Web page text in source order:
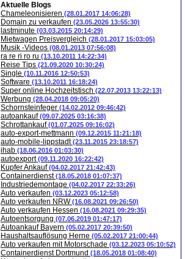
Aktuelle Blogs
Chameleonisieren (28.01.2017 14:06:28)
Domain zu verkaufen (23.05.2026 13:55:30)
lastminute (03.03.2015 20:14:29)
Mietwagen Preisvergleich (28.01.2017 15:03:05)
Musik -Videos (08.01.2013 07:56:08)
ra re ri ro ru (13.10.2011 14:22:34)
Reise Tips (21.09.2020 10:30:24)
Single (10.11.2016 12:50:53)
Software (13.10.2011 16:18:24)
Super online Hochzeitstisch (22.07.2013 13:22:13)
Werbung (28.04.2018 09:05:20)
Schornsteinfeger (14.02.2012 09:46:42)
autoankauf(09.07.2025 03:16:38)
Schrottankauf(01.07.2025 09:16:02)
auto-export-mettmann (09.12.2015 11:21:18)
auto-mobile-lippstadt(23.11.2015 23:18:57)
ihab (18.06.2016 01:03:30)
autoexport(09.11.2020 16:22:42)
Kupfer Ankauf(04.02.2017 21:42:43)
Containerdienst(18.05.2018 01:07:37)
Industriedemontage (04.02.2017 22:33:26)
Auto verkaufen (03.12.2023 05:12:58)
Auto verkaufen NRW(16.08.2021 09:26:50)
Auto verkaufen Hessen (16.08.2021 09:29:35)
Autoentsorgung (07.06.2019 01:47:17)
Autoankauf Bayern (05.02.2017 20:39:50)
Haushaltsauflösung Herne (05.02.2017 21:00:44)
Auto verkaufen mit Motorschade (03.12.2023 05:10:52)
Containerdienst Dortmund (18.05.2018 01:08:40)